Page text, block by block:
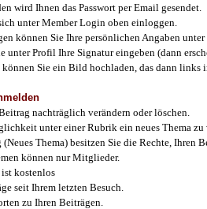
wird Ihnen das Passwort per Email gesendet.
unter Member Login oben einloggen.
können Sie Ihre persönlichen Angaben
unter Profil Ihre Signatur eingeben (dann
Sie ein Bild hochladen, das dann links
nachträglich verändern oder löschen.
unter einer Rubrik ein neues Thema zu
Thema) besitzen Sie die Rechte, Ihren
können nur Mitglieder.
kostenlos
seit Ihrem letzten Besuch.
zu Ihren Beiträgen.